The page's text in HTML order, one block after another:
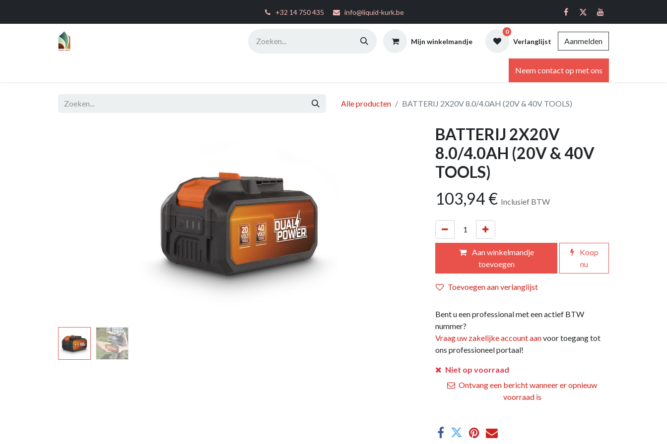
+32 14 750 435 info@liquid-kurk.be
Mijn winkelmandje
0
Verlanglijst Aanmelden
Neem contact op met ons
Alle producten BATTERIJ 2X20V 8.0/4.0AH (20V & 40V TOOLS)
BATTERIJ 2X20V
8.0/4.0AH (20V & 40V
TOOLS)
103,94 € Inclusief BTW
Aan winkelmandje
toevoegen
Koop
nu
Toevoegen aan verlanglijst
Bent u een professional met een actief BTW
nummer?
Vraag uw zakelijke account aanvoor toegang tot
ons professioneel portaal!
Niet op voorraad
Ontvang een bericht wanneer er opnieuw
voorraad is